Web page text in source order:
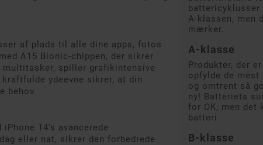
af plads til alle dine apps, fotos
A15 Bionic-chippen, der sikrer
spiller grafikintensive
ydeevne sikrer, at din
behov.
14's avancerede
eller nat, sikrer den forbedrede
battericyklusser
A-klassen, men
mærker.
A-klasse
Produkter, der
opfylde de
og omtrent så
ny! Batteriets
for OK, men det
batteri.
B-klasse